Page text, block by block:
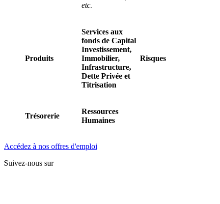
etc.
Produits
Services aux
fonds de Capital
Investissement,
Immobilier,
Infrastructure,
Dette Privée et
Titrisation
Risques
Trésorerie
Ressources
Humaines
Accédez à nos offres d'emploi
Suivez-nous sur